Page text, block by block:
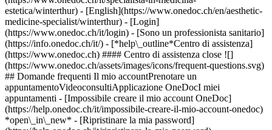
estetica/winterthur) - [English](https://www.onedoc.ch/en/aesthetic-
medicine-specialist/winterthur) - [Login]
(https://www.onedoc.ch/it/login) - [Sono un professionista sanitario]
(https://info.onedoc.ch/it/) - [*help\_outline*Centro di assistenza]
(https://www.onedoc.ch) #### Centro di assistenza close ![]
(https://www.onedoc.ch/assets/images/icons/frequent-questions.svg)
## Domande frequenti Il mio accountPrenotare un
appuntamentoVideoconsultiApplicazione OneDocI miei
appuntamenti - [Impossibile creare il mio account OneDoc]
(https://help.onedoc.ch/it/impossibile-creare-il-mio-account-onedoc)
*open\_in\_new* - [Ripristinare la mia password]